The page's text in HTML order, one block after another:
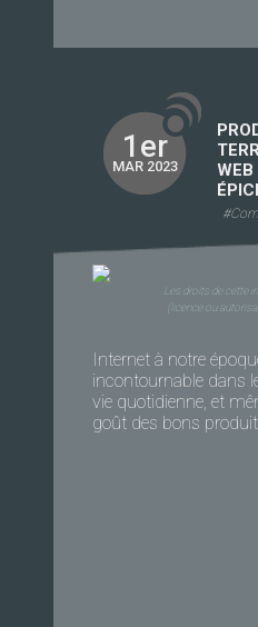
1er
MAR 2023
WEB
Les droits de cette
(licence ou
Internet à notre
incontournable dans
vie quotidienne, et
goût des bons